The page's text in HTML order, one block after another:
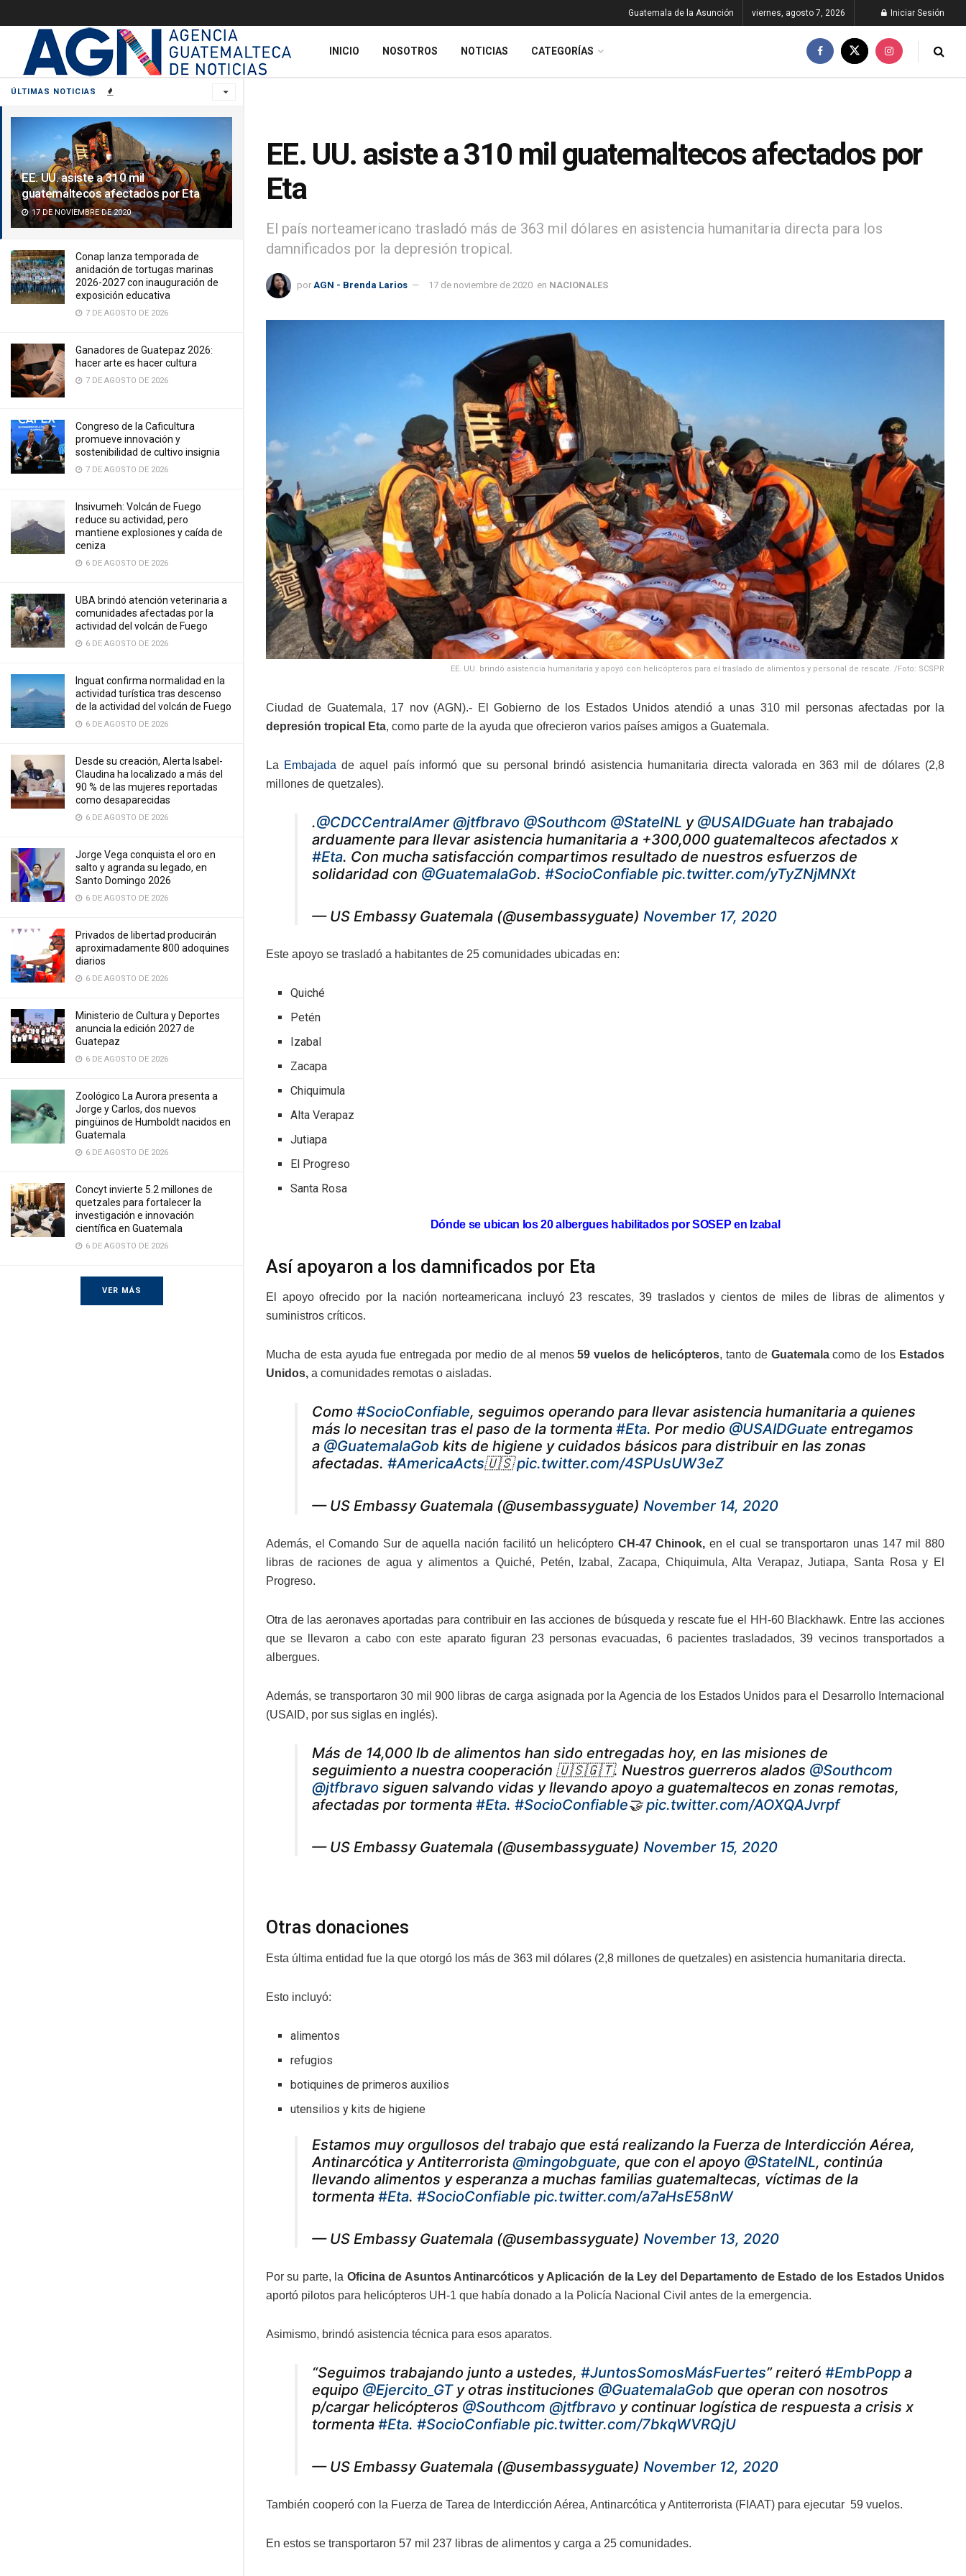
ÚLTIMAS NOTICIAS
EE. UU. asiste a 310 mil
guatemaltecos afectados por Eta
17 DE NOVIEMBRE DE 2020
Conap lanza temporada de
anidación de tortugas marinas
2026-2027 con inauguración de
exposición educativa
7 DE AGOSTO DE 2026
Ganadores de Guatepaz 2026:
hacer arte es hacer cultura
7 DE AGOSTO DE 2026
Congreso de la Caficultura
promueve innovación y
sostenibilidad de cultivo insignia
7 DE AGOSTO DE 2026
Insivumeh: Volcán de Fuego
reduce su actividad, pero
mantiene explosiones y caída de
ceniza
6 DE AGOSTO DE 2026
UBA brindó atención veterinaria a
comunidades afectadas por la
actividad del volcán de Fuego
6 DE AGOSTO DE 2026
Inguat confirma normalidad en la
actividad turística tras descenso
de la actividad del volcán de Fuego
6 DE AGOSTO DE 2026
Desde su creación, Alerta Isabel-
Claudina ha localizado a más del
90 % de las mujeres reportadas
como desaparecidas
6 DE AGOSTO DE 2026
Jorge Vega conquista el oro en
salto y agranda su legado, en
Santo Domingo 2026
6 DE AGOSTO DE 2026
Privados de libertad producirán
aproximadamente 800 adoquines
diarios
6 DE AGOSTO DE 2026
Ministerio de Cultura y Deportes
anuncia la edición 2027 de
Guatepaz
6 DE AGOSTO DE 2026
Zoológico La Aurora presenta a
Jorge y Carlos, dos nuevos
pingüinos de Humboldt nacidos en
Guatemala
6 DE AGOSTO DE 2026
Concyt invierte 5.2 millones de
quetzales para fortalecer la
investigación e innovación
científica en Guatemala
6 DE AGOSTO DE 2026
VER MÁS
Guatemala de la Asunción viernes, agosto 7, 2026 Iniciar Sesión
INICIO NOSOTROS NOTICIAS CATEGORÍAS
EE. UU. asiste a 310 mil guatemaltecos afectados por
Eta
El país norteamericano trasladó más de 363 mil dólares en asistencia humanitaria directa para los
damnificados por la depresión tropical.
por AGN - Brenda Larios 17 de noviembre de 2020 en NACIONALES
EE. UU. brindó asistencia humanitaria y apoyó con helicópteros para el traslado de alimentos y personal de rescate. /Foto: SCSPR
Ciudad de Guatemala, 17 nov (AGN).- El Gobierno de los Estados Unidos atendió a unas 310 mil personas afectadas por la
depresión tropical Eta, como parte de la ayuda que ofrecieron varios países amigos a Guatemala.
La Embajada de aquel país informó que su personal brindó asistencia humanitaria directa valorada en 363 mil de dólares (2,8
millones de quetzales).
.@CDCCentralAmer @jtfbravo @Southcom @StateINL y @USAIDGuate han trabajado
arduamente para llevar asistencia humanitaria a +300,000 guatemaltecos afectados x
#Eta. Con mucha satisfacción compartimos resultado de nuestros esfuerzos de
solidaridad con @GuatemalaGob. #SocioConfiable pic.twitter.com/yTyZNjMNXt
— US Embassy Guatemala (@usembassyguate) November 17, 2020
Este apoyo se trasladó a habitantes de 25 comunidades ubicadas en:
Quiché
Petén
Izabal
Zacapa
Chiquimula
Alta Verapaz
Jutiapa
El Progreso
Santa Rosa
Dónde se ubican los 20 albergues habilitados por SOSEP en Izabal
Así apoyaron a los damnificados por Eta
El apoyo ofrecido por la nación norteamericana incluyó 23 rescates, 39 traslados y cientos de miles de libras de alimentos y
suministros críticos.
Mucha de esta ayuda fue entregada por medio de al menos59 vuelos de helicópteros, tanto de Guatemalacomo de los Estados
Unidos, a comunidades remotas o aisladas.
Como #SocioConfiable, seguimos operando para llevar asistencia humanitaria a quienes
más lo necesitan tras el paso de la tormenta #Eta. Por medio @USAIDGuate entregamos
a @GuatemalaGob kits de higiene y cuidados básicos para distribuir en las zonas
afectadas. #AmericaActs🇺🇸pic.twitter.com/4SPUsUW3eZ
— US Embassy Guatemala (@usembassyguate) November 14, 2020
Además, el Comando Sur de aquella nación facilitó un helicóptero CH-47 Chinook, en el cual se transportaron unas 147 mil 880
libras de raciones de agua y alimentos a Quiché, Petén, Izabal, Zacapa, Chiquimula, Alta Verapaz, Jutiapa, Santa Rosa y El
Progreso.
Otra de las aeronaves aportadas para contribuir en las acciones de búsqueda y rescate fue el HH-60 Blackhawk. Entre las acciones
que se llevaron a cabo con este aparato figuran 23 personas evacuadas, 6 pacientes trasladados, 39 vecinos transportados a
albergues.
Además, se transportaron30 mil 900 libras de carga asignada por la Agencia de los Estados Unidos para el Desarrollo Internacional
(USAID, por sus siglas en inglés).
Más de 14,000 lb de alimentos han sido entregadas hoy, en las misiones de
seguimiento a nuestra cooperación 🇺🇸🇬🇹. Nuestros guerreros alados @Southcom
@jtfbravo siguen salvando vidas y llevando apoyo a guatemaltecos en zonas remotas,
afectadas por tormenta #Eta. #SocioConfiable🤝pic.twitter.com/AOXQAJvrpf
— US Embassy Guatemala (@usembassyguate) November 15, 2020
Otras donaciones
Esta última entidad fue la que otorgó los más de 363 mil dólares (2,8 millones de quetzales) en asistencia humanitaria directa.
Esto incluyó:
alimentos
refugios
botiquines de primeros auxilios
utensilios y kits de higiene
Estamos muy orgullosos del trabajo que está realizando la Fuerza de Interdicción Aérea,
Antinarcótica y Antiterrorista @mingobguate, que con el apoyo @StateINL, continúa
llevando alimentos y esperanza a muchas familias guatemaltecas, víctimas de la
tormenta #Eta. #SocioConfiable pic.twitter.com/a7aHsE58nW
— US Embassy Guatemala (@usembassyguate) November 13, 2020
Por su parte, la Oficina de Asuntos Antinarcóticos y Aplicación de la Ley del Departamento de Estado de los Estados Unidos
aportó pilotos para helicópteros UH-1 que había donado a la Policía Nacional Civil antes de la emergencia.
Asimismo, brindó asistencia técnica para esos aparatos.
“Seguimos trabajando junto a ustedes, #JuntosSomosMásFuertes” reiteró #EmbPopp a
equipo @Ejercito_GTy otras instituciones @GuatemalaGob que operan con nosotros
p/cargar helicópteros @Southcom @jtfbravo y continuar logística de respuesta a crisis x
tormenta #Eta. #SocioConfiable pic.twitter.com/7bkqWVRQjU
— US Embassy Guatemala (@usembassyguate) November 12, 2020
También cooperó con la Fuerza de Tarea de Interdicción Aérea, Antinarcótica y Antiterrorista (FIAAT) para ejecutar 59 vuelos.
En estos se transportaron 57 mil 237 libras de alimentos y carga a 25 comunidades.